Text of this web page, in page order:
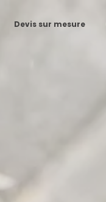
Devis sur mesure